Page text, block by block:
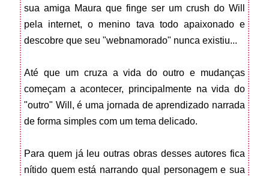
sua amiga Maura que finge ser um crush do Will
pela internet, o menino tava todo apaixonado e
descobre que seu "webnamorado" nunca existiu...
Até que um cruza a vida do outro e mudanças
começam a acontecer, principalmente na vida do
"outro" Will, é uma jornada de aprendizado narrada
de forma simples com um tema delicado.
Para quem já leu outras obras desses autores fica
nítido quem está narrando qual personagem e sua